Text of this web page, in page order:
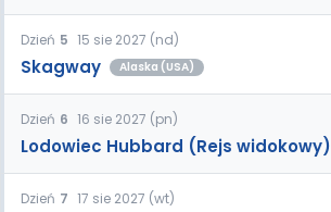
Dzień 5 15 sie 2027 (nd)
Skagway Alaska (USA)
Dzień 6 16 sie 2027 (pn)
Lodowiec Hubbard (Rejs widokowy)
Dzień 7 17 sie 2027 (wt)